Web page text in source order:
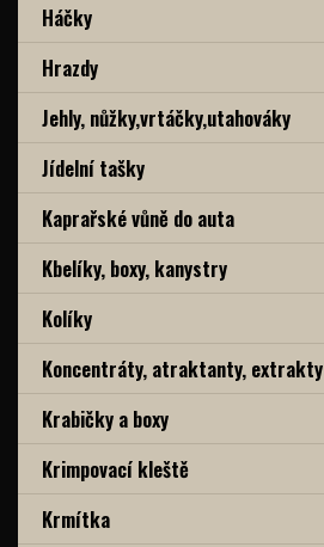
Háčky
Hrazdy
Jehly, nůžky,vrtáčky,utahováky
Jídelní tašky
Kaprařské vůně do auta
Kbelíky, boxy, kanystry
Kolíky
Koncentráty, atraktanty, extrakty
Krabičky a boxy
Krimpovací kleště
Krmítka